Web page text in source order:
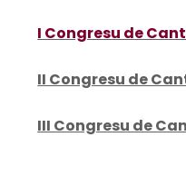
I Congresu de
II Congresu de
III Congresu de